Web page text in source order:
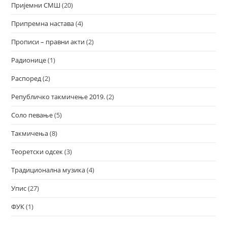
Пријемни СМШ(20)
Припремна настава(4)
Прописи – правни акти(2)
Радионице(1)
Распоред(2)
Републичко такмичење 2019.(2)
Соло певање(5)
Такмичења(8)
Теоретски одсек(3)
Традиционална музика(4)
Упис(27)
ФУК(1)